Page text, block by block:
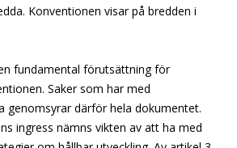
Konventionen visar på bredden i
fundamental förutsättning för
Saker som har med
genomsyrar därför hela dokumentet.
ingress nämns vikten av att ha med